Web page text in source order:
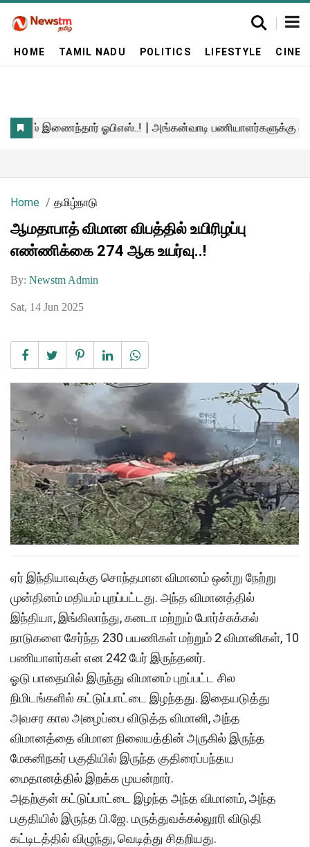
HOME TAMIL NADU POLITICS LIFESTYLE
Home தமிழ்நாடு
ஆமதாபாத் விமான விபத்தில் உயிரிழப்பு
எண்ணிக்கை 274 ஆக உயர்வு..!
By: Newstm Admin
Sat, 14 Jun 2025
ஏர் இந்தியாவுக்கு சொந்தமான விமானம் ஒன்று நேற்று
முன்தினம் மதியம் புறப்பட்டது. அந்த விமானத்தில்
இந்தியா, இங்கிலாந்து, கனடா மற்றும் போர்ச்சுக்கல்
நாடுகளை சேர்ந்த 230 பயணிகள் மற்றும் 2 விமானிகள், 10
பணியாளர்கள் என 242 பேர் இருந்தனர்.
ஓடு பாதையில் இருந்து விமானம் புறப்பட்ட சில
நிமிடங்களில் கட்டுப்பாட்டை இழந்தது. இதையடுத்து
அவசர கால அழைப்பை விடுத்த விமானி, அந்த
விமானத்தை விமான நிலையத்தின் அருகில் இருந்த
மேகனிநகர் பகுதியில் இருந்த குதிரைப்பந்தய
மைதானத்தில் இறக்க முயன்றார்.
அதற்குள் கட்டுப்பாட்டை இழந்த அந்த விமானம், அந்த
பகுதியில் இருந்த பி.ஜே. மருத்துவக்கல்லூரி விடுதி
கட்டிடத்தில் விழுந்து, வெடித்து சிதறியது.